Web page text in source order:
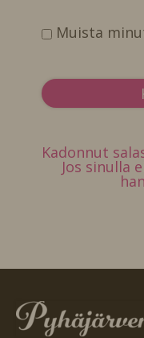
Muista
Kadonnut
Jos sinulla